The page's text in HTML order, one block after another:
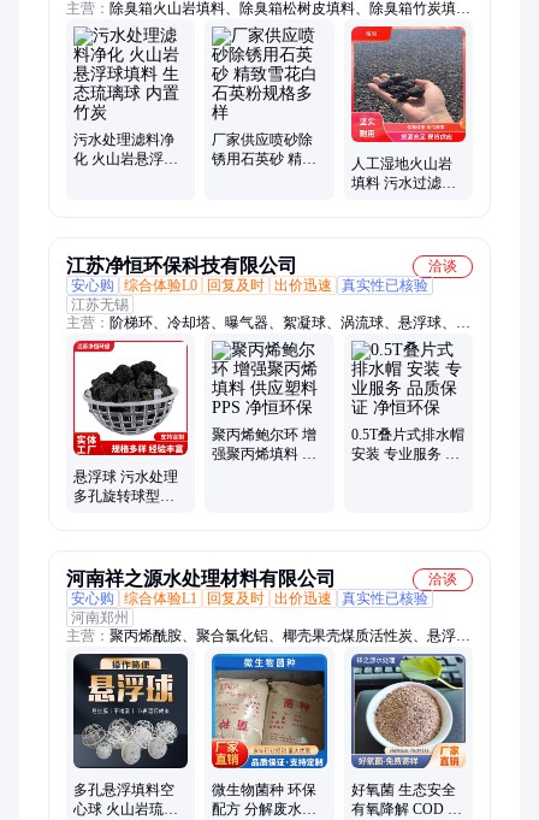
主营： 除臭箱火山岩填料、除臭箱松树皮填料、除臭箱竹炭填
料、悬浮球填料、纤维球滤料、多面空心球、除臭箱陶粒填料、
蜂窝斜管填料、火山石、火山岩、松树皮、竹炭、陶粒、石英
砂、活性炭、鹅卵石、斜管填料、彗星纤维滤料
污水处理滤料净
化 火山岩悬浮球
厂家供应喷砂除
锈用石英砂 精致
人工湿地火山岩
填料 污水过滤树
江苏净恒环保科技有限公司
洽谈
安心购
综合体验L0 回复及时 出价迅速
真实性已核验
江苏无锡
主营： 阶梯环、冷却塔、曝气器、絮凝球、涡流球、悬浮球、球
填料、空心球、塑料球、反应球、过滤球、空心浮球、球形曝
气、排水帽、工填料、曝气管、曝气头、沉淀池、维纶丝、曝气
盘、喷淋塔、聚丙烯pp、弹性填料、塑料填料、曝气装置
悬浮球 污水处理
多孔旋转球型悬
聚丙烯鲍尔环 增
强聚丙烯填料 供
0.5T叠片式排水帽
安装 专业服务 品
河南祥之源水处理材料有限公司
洽谈
安心购
综合体验L1 回复及时 出价迅速
真实性已核验
河南郑州
主营： 聚丙烯酰胺、聚合氯化铝、椰壳果壳煤质活性炭、悬浮球
填料、污水处理菌种
多孔悬浮填料空
心球 火山岩琉璃
微生物菌种 环保
配方 分解废水污
好氧菌 生态安全
有氧降解 COD 稳